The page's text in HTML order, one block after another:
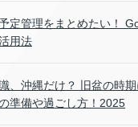
定管理をまとめたい！
用法
、沖縄だけ？ 旧盆の時期
準備や過ごし方！2025